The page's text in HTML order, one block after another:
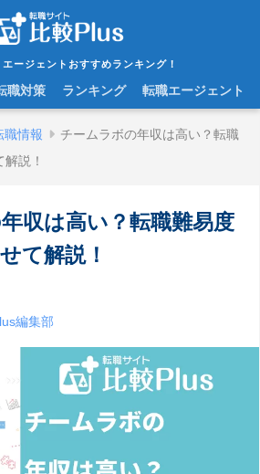
ージェントおすすめランキング！
職対策 ランキング 転職エージェント
職情報
チームラボの年収は高い？転職
説！
収は高い？転職難易度
て解説！
編集部